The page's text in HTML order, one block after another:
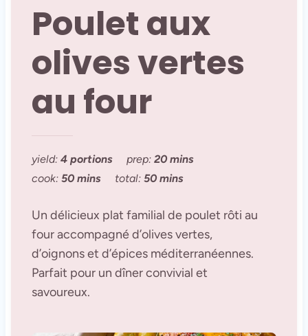
Poulet aux
olives vertes
au four
yield: 4 portions prep: 20 mins
cook: 50 mins total: 50 mins
Un délicieux plat familial de poulet rôti au
four accompagné d’olives vertes,
d’oignons et d’épices méditerranéennes.
Parfait pour un dîner convivial et
savoureux.